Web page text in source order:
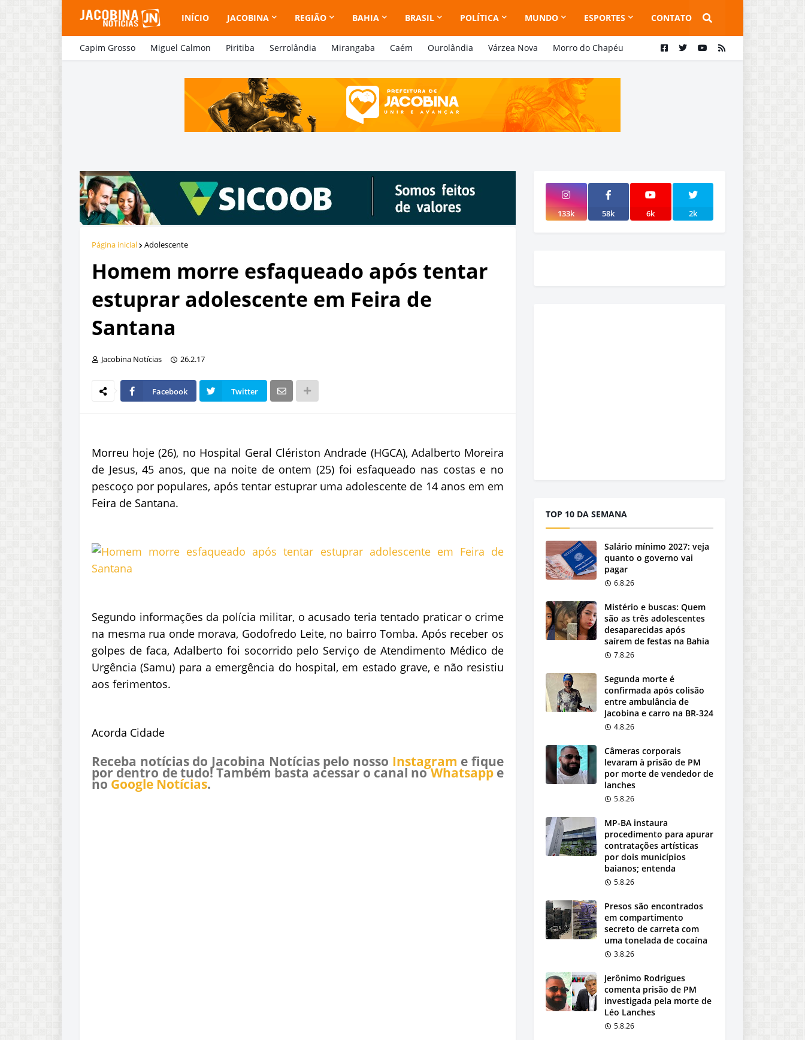
INÍCIO JACOBINA REGIÃO BAHIA BRASIL POLÍTICA MUNDO ESPORTES CONTATO
Capim Grosso Miguel Calmon Piritiba Serrolândia Mirangaba Caém Ourolândia Várzea Nova Morro do Chapéu
Página inicial Adolescente
Homem morre esfaqueado após tentar
estuprar adolescente em Feira de
Santana
Jacobina Notícias 26.2.17
Facebook Twitter
Morreu hoje (26), no Hospital Geral Clériston Andrade (HGCA), Adalberto Moreira
de Jesus, 45 anos, que na noite de ontem (25) foi esfaqueado nas costas e no
pescoço por populares, após tentar estuprar uma adolescente de 14 anos em em
Feira de Santana.
Segundo informações da polícia militar, o acusado teria tentado praticar o crime
na mesma rua onde morava, Godofredo Leite, no bairro Tomba. Após receber os
golpes de faca, Adalberto foi socorrido pelo Serviço de Atendimento Médico de
Urgência (Samu) para a emergência do hospital, em estado grave, e não resistiu
aos ferimentos.
Acorda Cidade
Receba notícias do Jacobina Notícias pelo nosso Instagram e fique
por dentro de tudo! Também basta acessar o canal noWhatsappe
no Google Notícias.
133k 58k 6k 2k
TOP 10 DA SEMANA
Salário mínimo 2027: veja
quanto o governo vai
pagar
6.8.26
Mistério e buscas: Quem
são as três adolescentes
desaparecidas após
saírem de festas na Bahia
7.8.26
Segunda morte é
confirmada após colisão
entre ambulância de
Jacobina e carro na BR-324
4.8.26
Câmeras corporais
levaram à prisão de PM
por morte de vendedor de
lanches
5.8.26
MP-BA instaura
procedimento para apurar
contratações artísticas
por dois municípios
baianos; entenda
5.8.26
Presos são encontrados
em compartimento
secreto de carreta com
uma tonelada de cocaína
3.8.26
Jerônimo Rodrigues
comenta prisão de PM
investigada pela morte de
Léo Lanches
5.8.26